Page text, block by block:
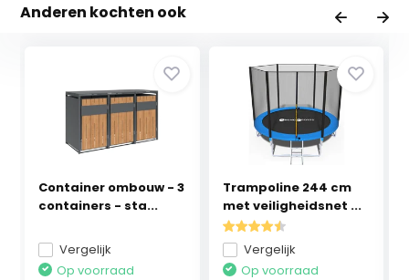
Anderen kochten ook
Container ombouw - 3
containers - sta...
Vergelijk
Op voorraad
Trampoline 244 cm
met veiligheidsnet ...
Vergelijk
Op voorraad